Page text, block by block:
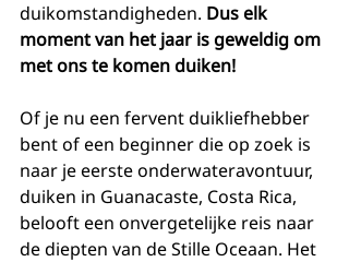
duikomstandigheden. Dus elk
moment van het jaar is geweldig om
met ons te komen duiken!
Of je nu een fervent duikliefhebber
bent of een beginner die op zoek is
naar je eerste onderwateravontuur,
duiken in Guanacaste, Costa Rica,
belooft een onvergetelijke reis naar
de diepten van de Stille Oceaan. Het